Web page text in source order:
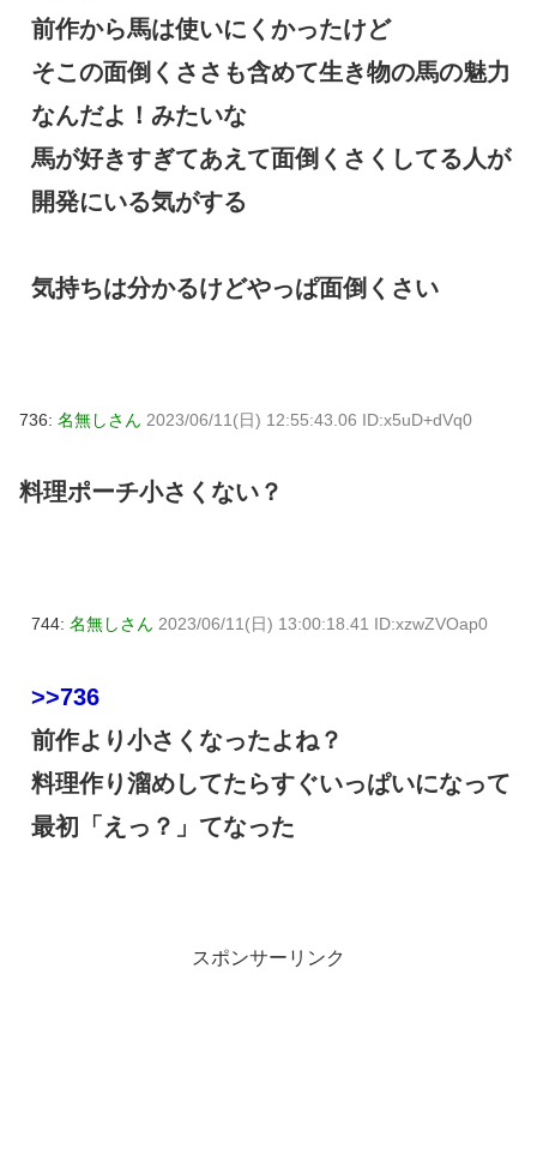
前作から馬は使いにくかったけど
そこの面倒くささも含めて生き物の馬の魅力
なんだよ！みたいな
馬が好きすぎてあえて面倒くさくしてる人が
開発にいる気がする
気持ちは分かるけどやっぱ面倒くさい
736: 名無しさん 2023/06/11(日) 12:55:43.06 ID:x5uD+dVq0
料理ポーチ小さくない？
744: 名無しさん 2023/06/11(日) 13:00:18.41 ID:xzwZVOap0
>>736
前作より小さくなったよね？
料理作り溜めしてたらすぐいっぱいになって
最初「えっ？」てなった
スポンサーリンク